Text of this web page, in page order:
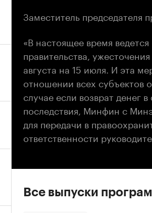
Заместитель председателя
«В настоящее время
правительства,
августа на 15 июля. И эта
отношении всех субъектов
случае если возврат денег
последствия, Минфин с
для передачи в
ответственности
Все выпуски